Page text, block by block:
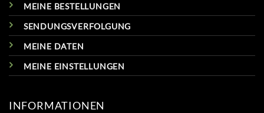
MEINE BESTELLUNGEN
SENDUNGSVERFOLGUNG
MEINE DATEN
MEINE EINSTELLUNGEN
INFORMATIONEN